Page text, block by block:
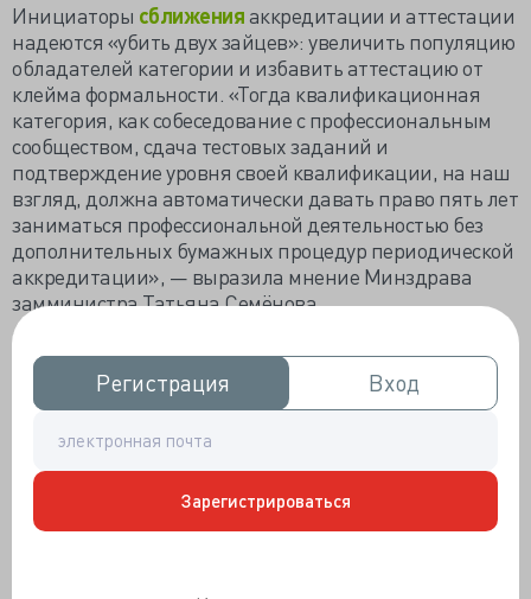
Регистрация
Регистрация Вход
Вход
Зарегистрироваться
Инициаторы сближенияаккредитации и аттестации
надеются «убить двух зайцев»: увеличить популяцию
обладателей категории и избавить аттестацию от
клейма формальности. «Тогда квалификационная
категория, как собеседование с профессиональным
сообществом, сдача тестовых заданий и
подтверждение уровня своей квалификации, на наш
взгляд, должна автоматически давать право пять лет
заниматься профессиональной деятельностью без
дополнительных бумажных процедур периодической
аккредитации», — выразила мнение Минздрава
замминистра Татьяна Семёнова.
В процессе слияния больше всего беспокоит
практическая реализация. Утверждённый в августе
2023 году Порядок присвоения категории обязывает к
проведению «квалификационного экзамена,
включающего экспертную оценку отчета о
профессиональной деятельности специалиста (далее
- отчет), тестовый контроль знаний и собеседование»,
но кроме обязательного присутствия соискателя на